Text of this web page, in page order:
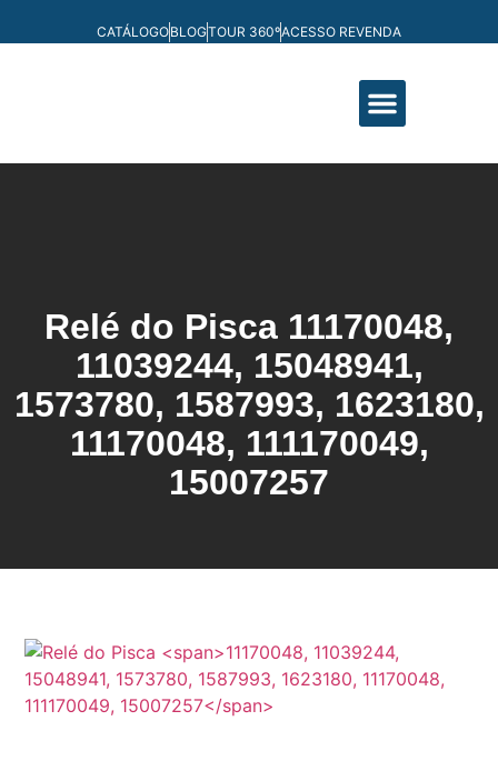
CATÁLOGOBLOGTOUR 360ºACESSO REVENDA
Relé do Pisca 11170048,
11039244, 15048941,
1573780, 1587993, 1623180,
11170048, 111170049,
15007257